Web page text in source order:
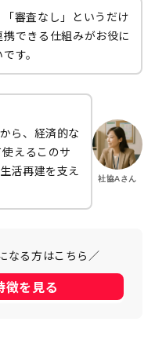
審査なし」というだけ
できる仕組みがお役に
す。
社協Aさん
ら、経済的な
えるこのサ
活再建を支え
なる方はこちら／
徴を見る